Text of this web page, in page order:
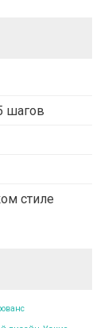
шагов
стиле